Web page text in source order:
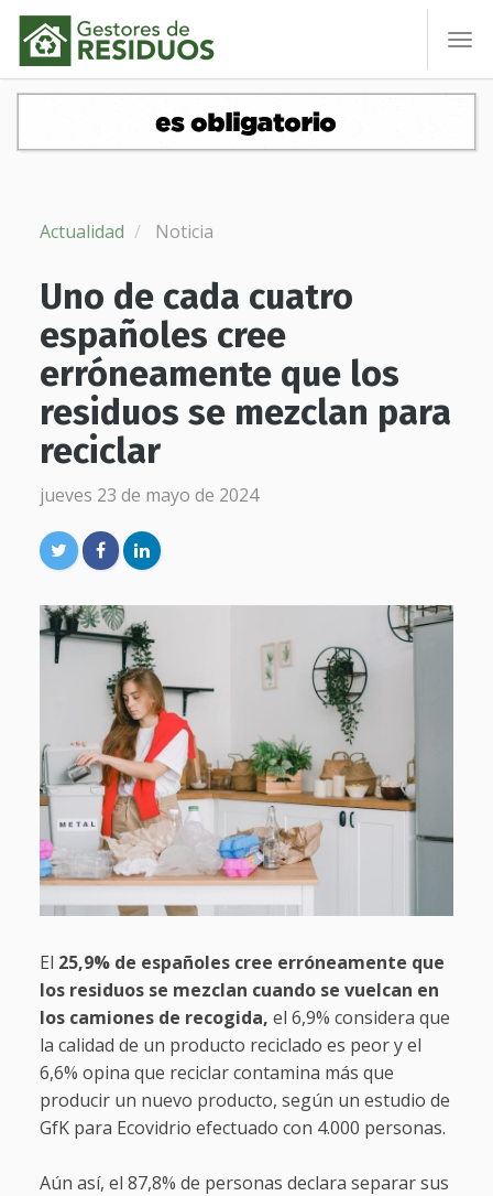
Actualidad Noticia
Uno de cada cuatro
españoles cree
erróneamente que los
residuos se mezclan para
reciclar
jueves 23 de mayo de 2024
El 25,9% de españoles cree erróneamente que
los residuos se mezclan cuando se vuelcan en
los camiones de recogida, el 6,9% considera que
la calidad de un producto reciclado es peor y el
6,6% opina que reciclar contamina más que
producir un nuevo producto, según un estudio de
GfK para Ecovidrio efectuado con 4.000 personas.
Aún así, el 87,8% de personas declara separar sus